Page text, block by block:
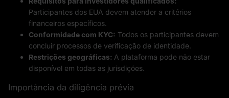
Participantes dos EUA devem atender a critérios
financeiros específicos.
Conformidade com KYC: Todos os participantes devem
concluir processos de verificação de identidade.
Restrições geográficas: A plataforma pode não estar
disponível em todas as jurisdições.
Importância da diligência prévia